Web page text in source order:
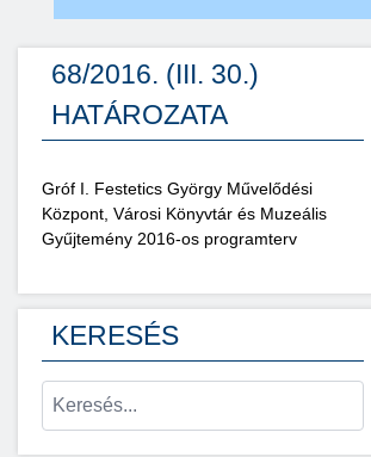
68/2016. (III. 30.)
HATÁROZATA
Gróf I. Festetics György Művelődési
Központ, Városi Könyvtár és Muzeális
Gyűjtemény 2016-os programterv
KERESÉS